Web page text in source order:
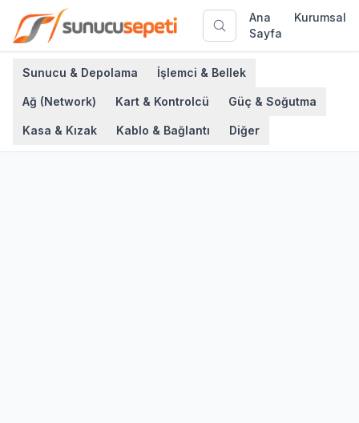
Ana
Sayfa
Kurumsal
Sunucu & Depolama İşlemci & Bellek
Ağ (Network) Kart & Kontrolcü Güç & Soğutma
Kasa & Kızak Kablo & Bağlantı Diğer